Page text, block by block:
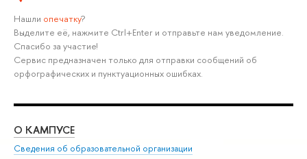
Нашли опечатку?
Выделите её, нажмите Ctrl+Enter и отправьте нам уведомление.
Спасибо за участие!
Сервис предназначен только для отправки сообщений об
орфографических и пунктуационных ошибках.
О КАМПУСЕ
Сведения об образовательной организации